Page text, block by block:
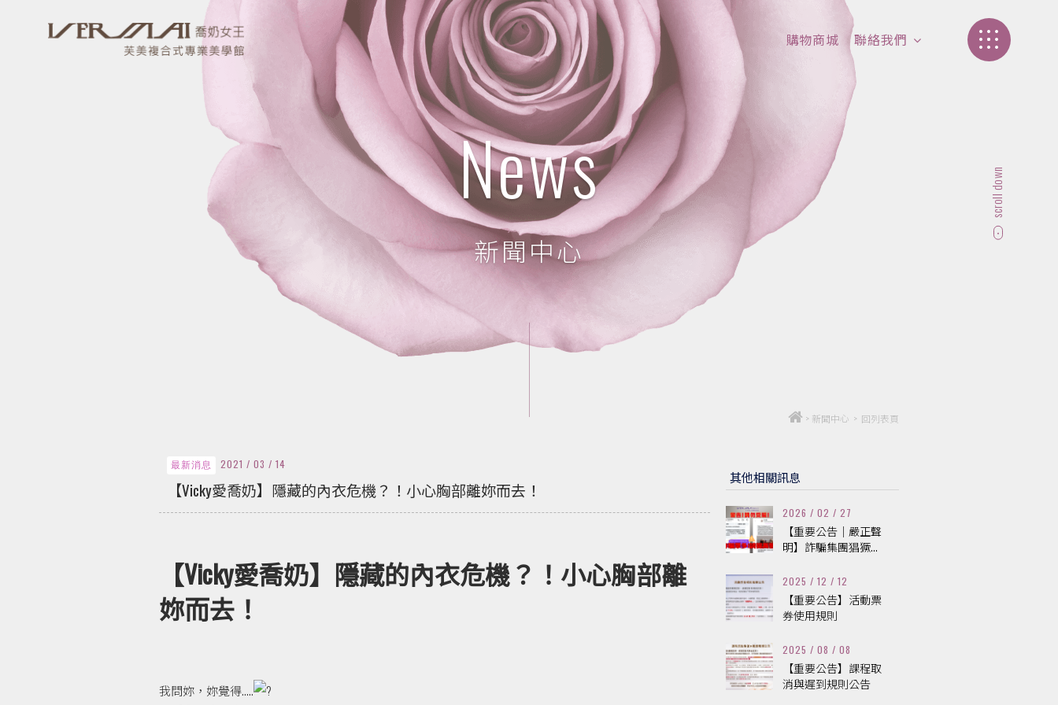
購物商城
聯絡我們
News
新聞中心
scroll down
> 新聞中心 > 回列表頁
最新消息 2021 / 03 / 14
【Vicky愛喬奶】隱藏的內衣危機？！小心胸部離妳而去！
【Vicky愛喬奶】隱藏的內衣危機？！小心胸部離
妳而去！
我問妳，妳覺得.....
其他相關訊息
2026 / 02 / 27
【重要公告｜嚴正聲
明】詐騙集團猖獗...
2025 / 12 / 12
【重要公告】活動票
券使用規則
2025 / 08 / 08
【重要公告】課程取
消與遲到規則公告